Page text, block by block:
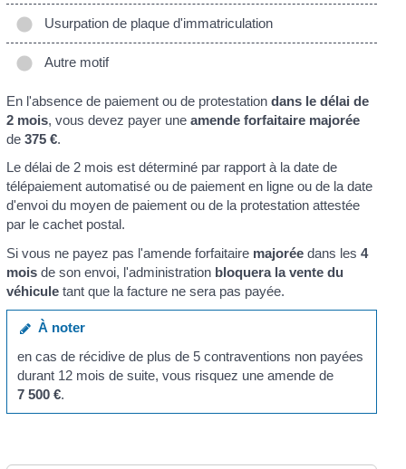
Usurpation de plaque d'immatriculation
Autre motif
En l'absence de paiement ou de protestation dans le délai de
2 mois, vous devez payer une amende forfaitaire majorée
de 375 €.
Le délai de 2 mois est déterminé par rapport à la date de
télépaiement automatisé ou de paiement en ligne ou de la date
d'envoi du moyen de paiement ou de la protestation attestée
par le cachet postal.
Si vous ne payez pas l'amende forfaitaire majoréedans les 4
moisde son envoi, l'administration bloquera la vente du
véhiculetant que la facture ne sera pas payée.
À noter
en cas de récidive de plus de 5 contraventions non payées
durant 12 mois de suite, vous risquez une amende de
7 500 €.